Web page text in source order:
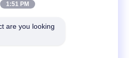
1:51 PM
are you looking